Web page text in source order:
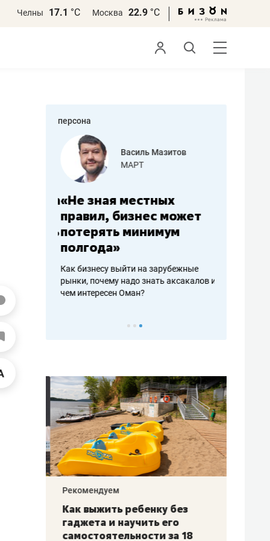
Челны 17.1 °С Москва 22.9 °С
персона
Василь Мазитов
МАРТ
«Не зная местных
правил, бизнес может
потерять минимум
полгода»
Как бизнесу выйти на зарубежные
рынки, почему надо знать аксакалов и
чем интересен Оман?
Рекомендуем
Как выжить ребенку без
гаджета и научить его
самостоятельности за 18